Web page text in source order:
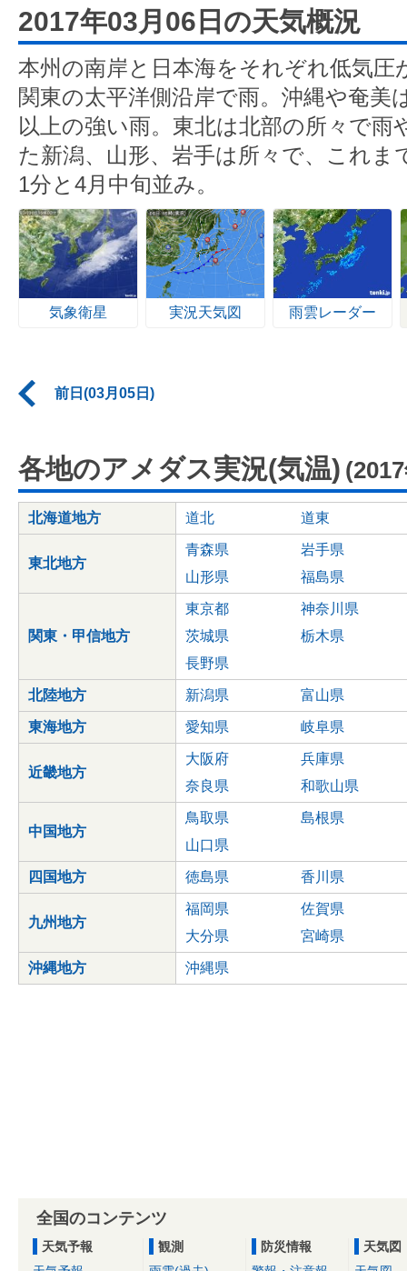
2017年03月06日の天気概況
本州の南岸と日本海をそれぞれ低気圧
関東の太平洋側沿岸で雨。沖縄や奄美
以上の強い雨。東北は北部の所々で雨
た新潟、山形、岩手は所々で、これま
1分と4月中旬並み。
気象衛星 実況天気図 雨雲レーダー
前日(03月05日)
各地のアメダス実況(気温)
北海道地方 道北 道東
東北地方
青森県
岩手県
山形県
福島県
関東・甲信地方
東京都
神奈川県
茨城県
栃木県
長野県
北陸地方 新潟県 富山県
東海地方 愛知県 岐阜県
近畿地方
大阪府
兵庫県
奈良県
和歌山県
中国地方
鳥取県
島根県
山口県
四国地方 徳島県 香川県
九州地方
福岡県
佐賀県
大分県
宮崎県
沖縄地方 沖縄県
全国のコンテンツ
天気予報
観測
防災情報
天気図